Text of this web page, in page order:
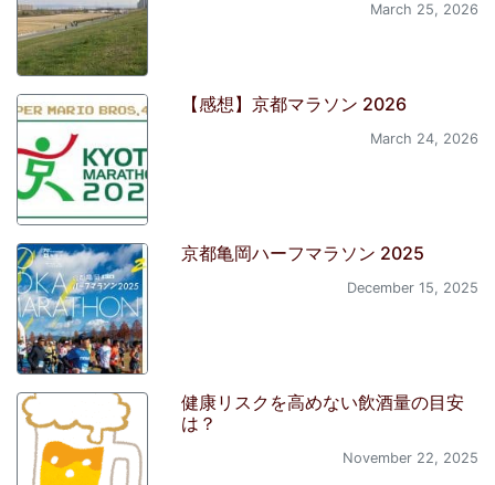
March 25, 2026
【感想】京都マラソン 2026
March 24, 2026
京都亀岡ハーフマラソン 2025
December 15, 2025
健康リスクを高めない飲酒量の目安
は？
November 22, 2025